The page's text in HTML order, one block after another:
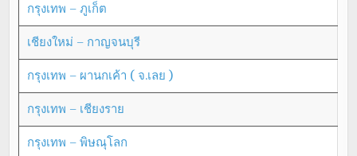
กรุงเทพ – ภูเก็ต
เชียงใหม่ – กาญจนบุรี
กรุงเทพ – ผานกเค้า ( จ.เลย )
กรุงเทพ – เชียงราย
กรุงเทพ – พิษณุโลก